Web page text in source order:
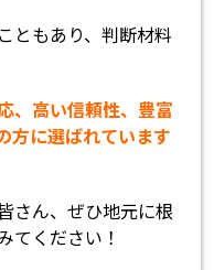
こともあり、判断材料
、高い信頼性、豊富
方に選ばれています
さん、ぜひ地元に根
てください！